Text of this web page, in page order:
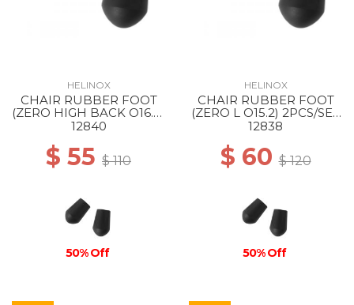
HELINOX
CHAIR RUBBER FOOT
(ZERO HIGH BACK O16.8)
2PCS/SET BLACK
12840
$ 55 $ 110
50% Off
HELINOX
CHAIR RUBBER FOOT
(ZERO L O15.2) 2PCS/SET
BLACK
12838
$ 60$ 120
50% Off